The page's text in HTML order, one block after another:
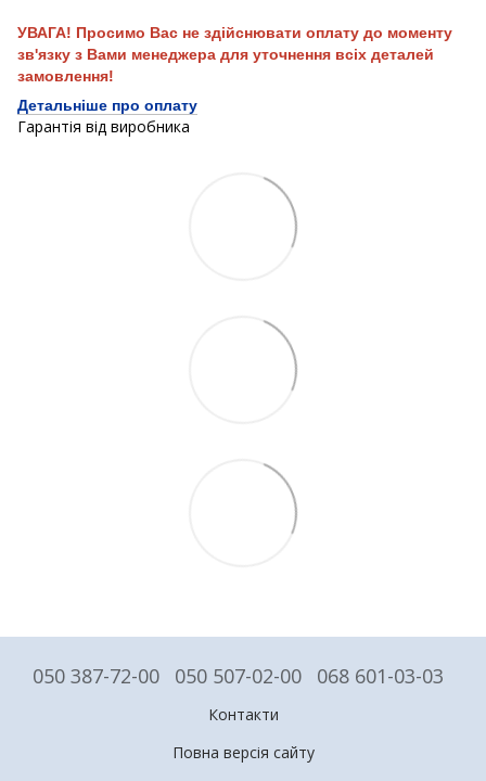
УВАГА! Просимо Вас не здійснювати оплату до моменту
зв'язку з Вами менеджера для уточнення всіх деталей
замовлення!
Детальніше про оплату
Гарантія від виробника
050 387-72-00 050 507-02-00 068 601-03-03
Контакти
Повна версія сайту